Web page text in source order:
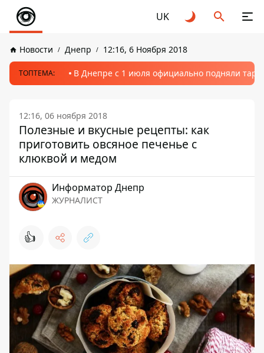
UK
Новости Днепр 12:16, 6 Ноября 2018
ТОПТЕМА: В Днепре с 1 июля официально подняли
12:16, 06 ноября 2018
Полезные и вкусные рецепты: как
приготовить овсяное печенье с
клюквой и медом
Информатор Днепр
ЖУРНАЛИСТ
👍